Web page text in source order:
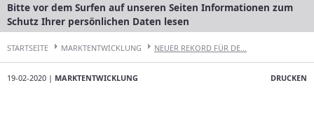
Bitte vor dem Surfen auf unseren Seiten Informationen zum
Schutz Ihrer persönlichen Daten lesen
STARTSEITE MARKTENTWICKLUNG NEUER REKORD FÜR DE...
DRUCKEN
19-02-2020 | MARKTENTWICKLUNG